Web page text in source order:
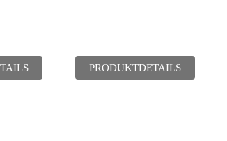
PRODUKTDETAILS